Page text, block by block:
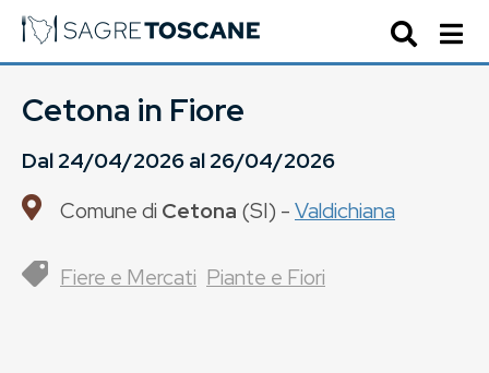
Cetona in Fiore
Dal24/04/2026al26/04/2026
Comune di Cetona (SI) -Valdichiana
Fiere e Mercati Piante e Fiori